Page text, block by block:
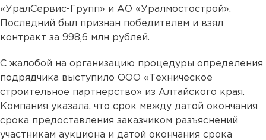
«УралСервис-Групп» и АО «Уралмостострой».
Последний был признан победителем и взял
контракт за 998,6 млн рублей.
С жалобой на организацию процедуры определения
подрядчика выступило ООО «Техническое
строительное партнерство» из Алтайского края.
Компания указала, что срок между датой окончания
срока предоставления заказчиком разъяснений
участникам аукциона и датой окончания срока